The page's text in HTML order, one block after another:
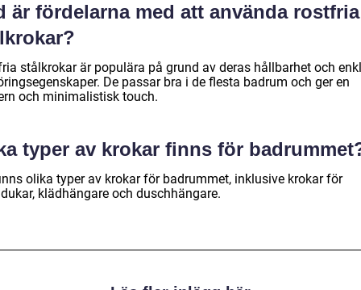
är fördelarna med att använda rostfria
stålkrokar är populära på grund av deras hållbarhet och
De passar bra i de flesta badrum och ger en
och minimalistisk touch.
typer av krokar finns för
olika typer av krokar för badrummet, inklusive krokar för
klädhängare och duschhängare.